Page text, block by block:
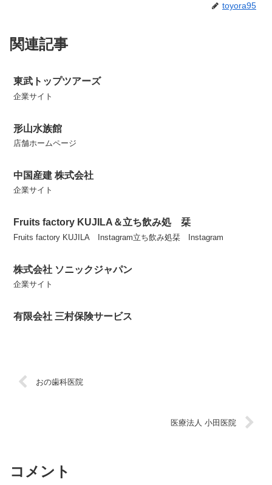
toyora95
関連記事
東武トップツアーズ
企業サイト
形山水族館
店舗ホームページ
中国産建 株式会社
企業サイト
Fruits factory KUJILA＆立ち飲み処 栞
Fruits factory KUJILA Instagram立ち飲み処栞 Instagram
株式会社 ソニックジャパン
企業サイト
有限会社 三村保険サービス
おの歯科医院
医療法人 小田医院
コメント